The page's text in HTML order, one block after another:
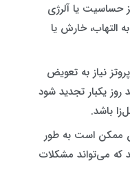
حساسیت یا آلرژی
التهاب، خارش یا
نیاز به تعویض
روز یکبار تجدید شود
باشد.
ممکن است به طور
که می‌تواند مشکلات